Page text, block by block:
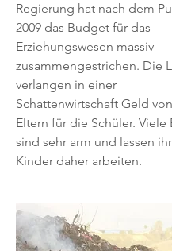
Regierung hat nach dem
2009 das Budget für das
Erziehungswesen massiv
zusammengestrichen. Die
verlangen in einer
Schattenwirtschaft Geld
Eltern für die Schüler. Viele
sind sehr arm und lassen
Kinder daher arbeiten.